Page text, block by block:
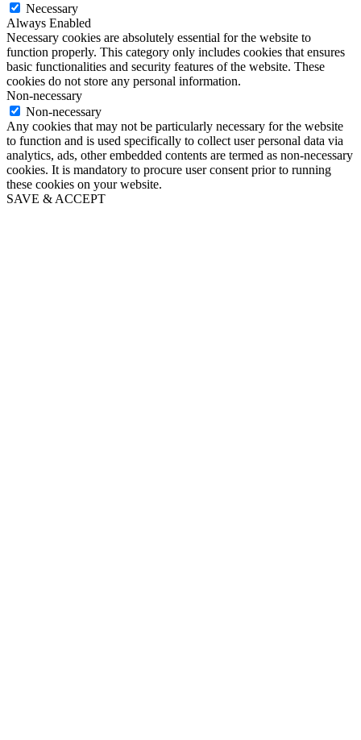
Necessary
Always Enabled
Necessary cookies are absolutely essential for the website to
function properly. This category only includes cookies that ensures
basic functionalities and security features of the website. These
cookies do not store any personal information.
Non-necessary
Non-necessary
Any cookies that may not be particularly necessary for the website
to function and is used specifically to collect user personal data via
analytics, ads, other embedded contents are termed as non-necessary
cookies. It is mandatory to procure user consent prior to running
these cookies on your website.
SAVE & ACCEPT